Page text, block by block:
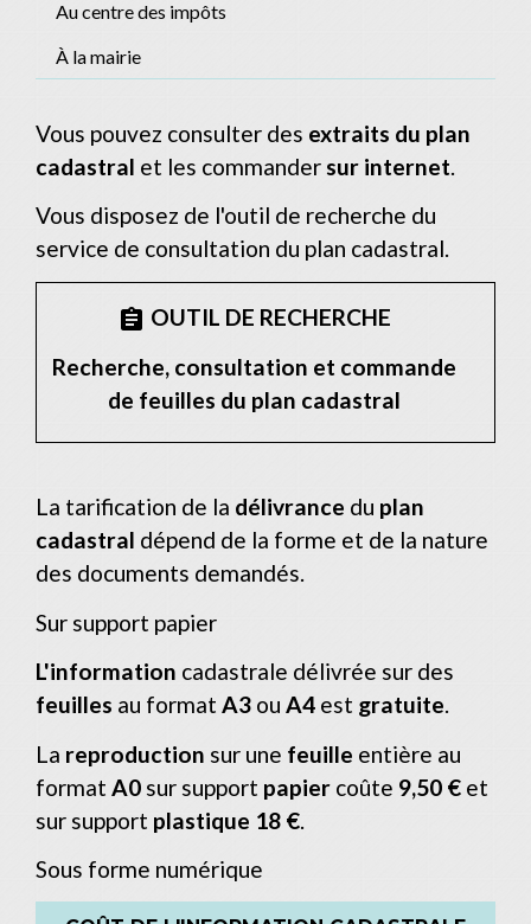
Au centre des impôts
À la mairie
Vous pouvez consulter des extraits du plan
cadastral et les commandersur internet.
Vous disposez de l'outil de recherche du
service de consultation du plan cadastral.
assignment OUTIL DE RECHERCHE
Recherche, consultation et commande
de feuilles du plan cadastral
La tarification de la délivrance du plan
cadastral dépend de la forme et de la nature
des documents demandés.
Sur support papier
L'information cadastrale délivrée sur des
feuilles au format A3 ou A4 est gratuite.
La reproduction sur une feuille entière au
format A0 sur support papier coûte 9,50 € et
sur support plastique 18 €
Sous forme numérique